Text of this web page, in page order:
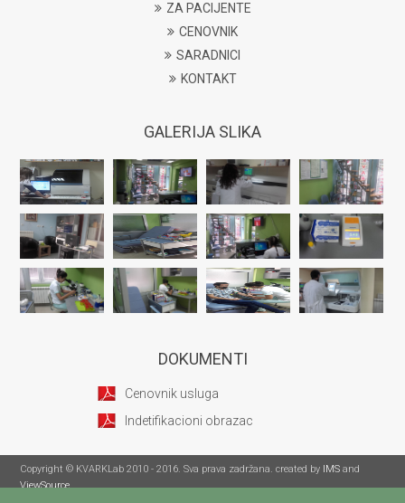
ZA PACIJENTE
CENOVNIK
SARADNICI
KONTAKT
GALERIJA SLIKA
DOKUMENTI
Cenovnik usluga
Indetifikacioni obrazac
Copyright © KVARKLab 2010 - 2016. Sva prava zadržana. created by IMS and
ViewSource